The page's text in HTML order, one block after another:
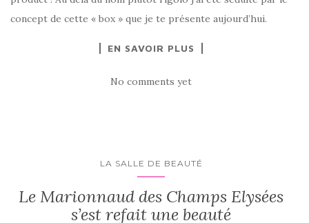
concept de cette « box » que je te présente aujourd’hui.
EN SAVOIR PLUS
No comments yet
LA SALLE DE BEAUTÉ
Le Marionnaud des Champs Elysées
s’est refait une beauté